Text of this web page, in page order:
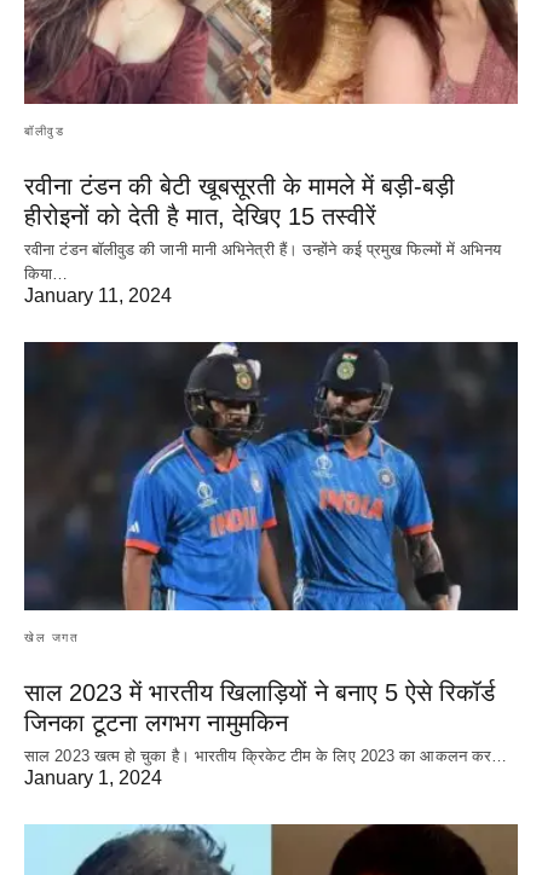
बॉलीवुड
रवीना टंडन की बेटी खूबसूरती के मामले में बड़ी-बड़ी
हीरोइनों को देती है मात, देखिए 15 तस्वीरें
रवीना टंडन बॉलीवुड की जानी मानी अभिनेत्री हैं। उन्होंने कई प्रमुख फिल्मों में अभिनय
किया…
January 11, 2024
खेल जगत
साल 2023 में भारतीय खिलाड़ियों ने बनाए 5 ऐसे रिकॉर्ड
जिनका टूटना लगभग नामुमकिन
साल 2023 खत्म हो चुका है। भारतीय क्रिकेट‌ टीम के लिए 2023 का आकलन कर…
January 1, 2024